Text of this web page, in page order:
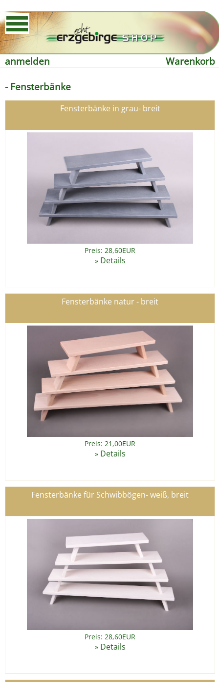
anmelden
Warenkorb
- Fensterbänke
Fensterbänke in grau- breit
Preis: 28,60EUR
» Details
Fensterbänke natur - breit
Preis: 21,00EUR
» Details
Fensterbänke für Schwibbögen- weiß, breit
Preis: 28,60EUR
» Details